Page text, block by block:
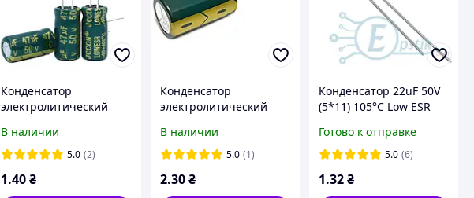
Конденсатор
электролитический
105C [Low ESR]
В наличии
5.0 (2)
1.40₴
Конденсатор
электролитический
105C [Low ESR]
В наличии
5.0 (1)
2.30 ₴
Конденсатор 22uF 50V
(5*11) 105°C Low ESR
Готово к отправке
5.0 (6)
1.32₴